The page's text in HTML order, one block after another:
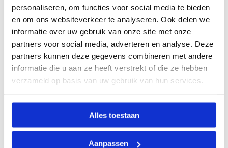
personaliseren, om functies voor social media te bieden
en om ons websiteverkeer te analyseren. Ook delen we
informatie over uw gebruik van onze site met onze
partners voor social media, adverteren en analyse. Deze
partners kunnen deze gegevens combineren met andere
informatie die u aan ze heeft verstrekt of die ze hebben
verzameld op basis van uw gebruik van hun services.
Alles toestaan
Aanpassen